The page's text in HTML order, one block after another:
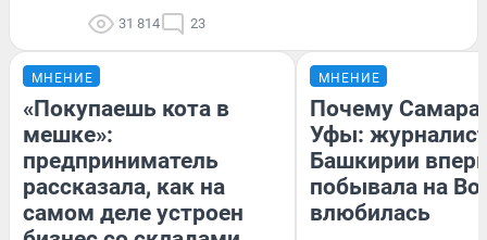
31 814 23
МНЕНИЕ
«Покупаешь кота в
мешке»:
предприниматель
рассказала, как на
самом деле устроен
МНЕНИЕ
Почему Самара
Уфы:
Башкирии
побывала на
влюбилась